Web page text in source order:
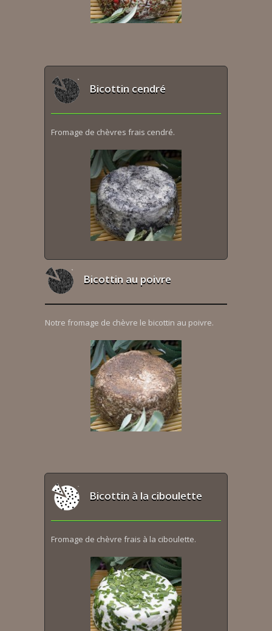
Bicottin cendré
Fromage de chèvres frais cendré.
Bicottin au poivre
Notre fromage de chèvre le bicottin au poivre.
Bicottin à la ciboulette
Fromage de chèvre frais à la ciboulette.